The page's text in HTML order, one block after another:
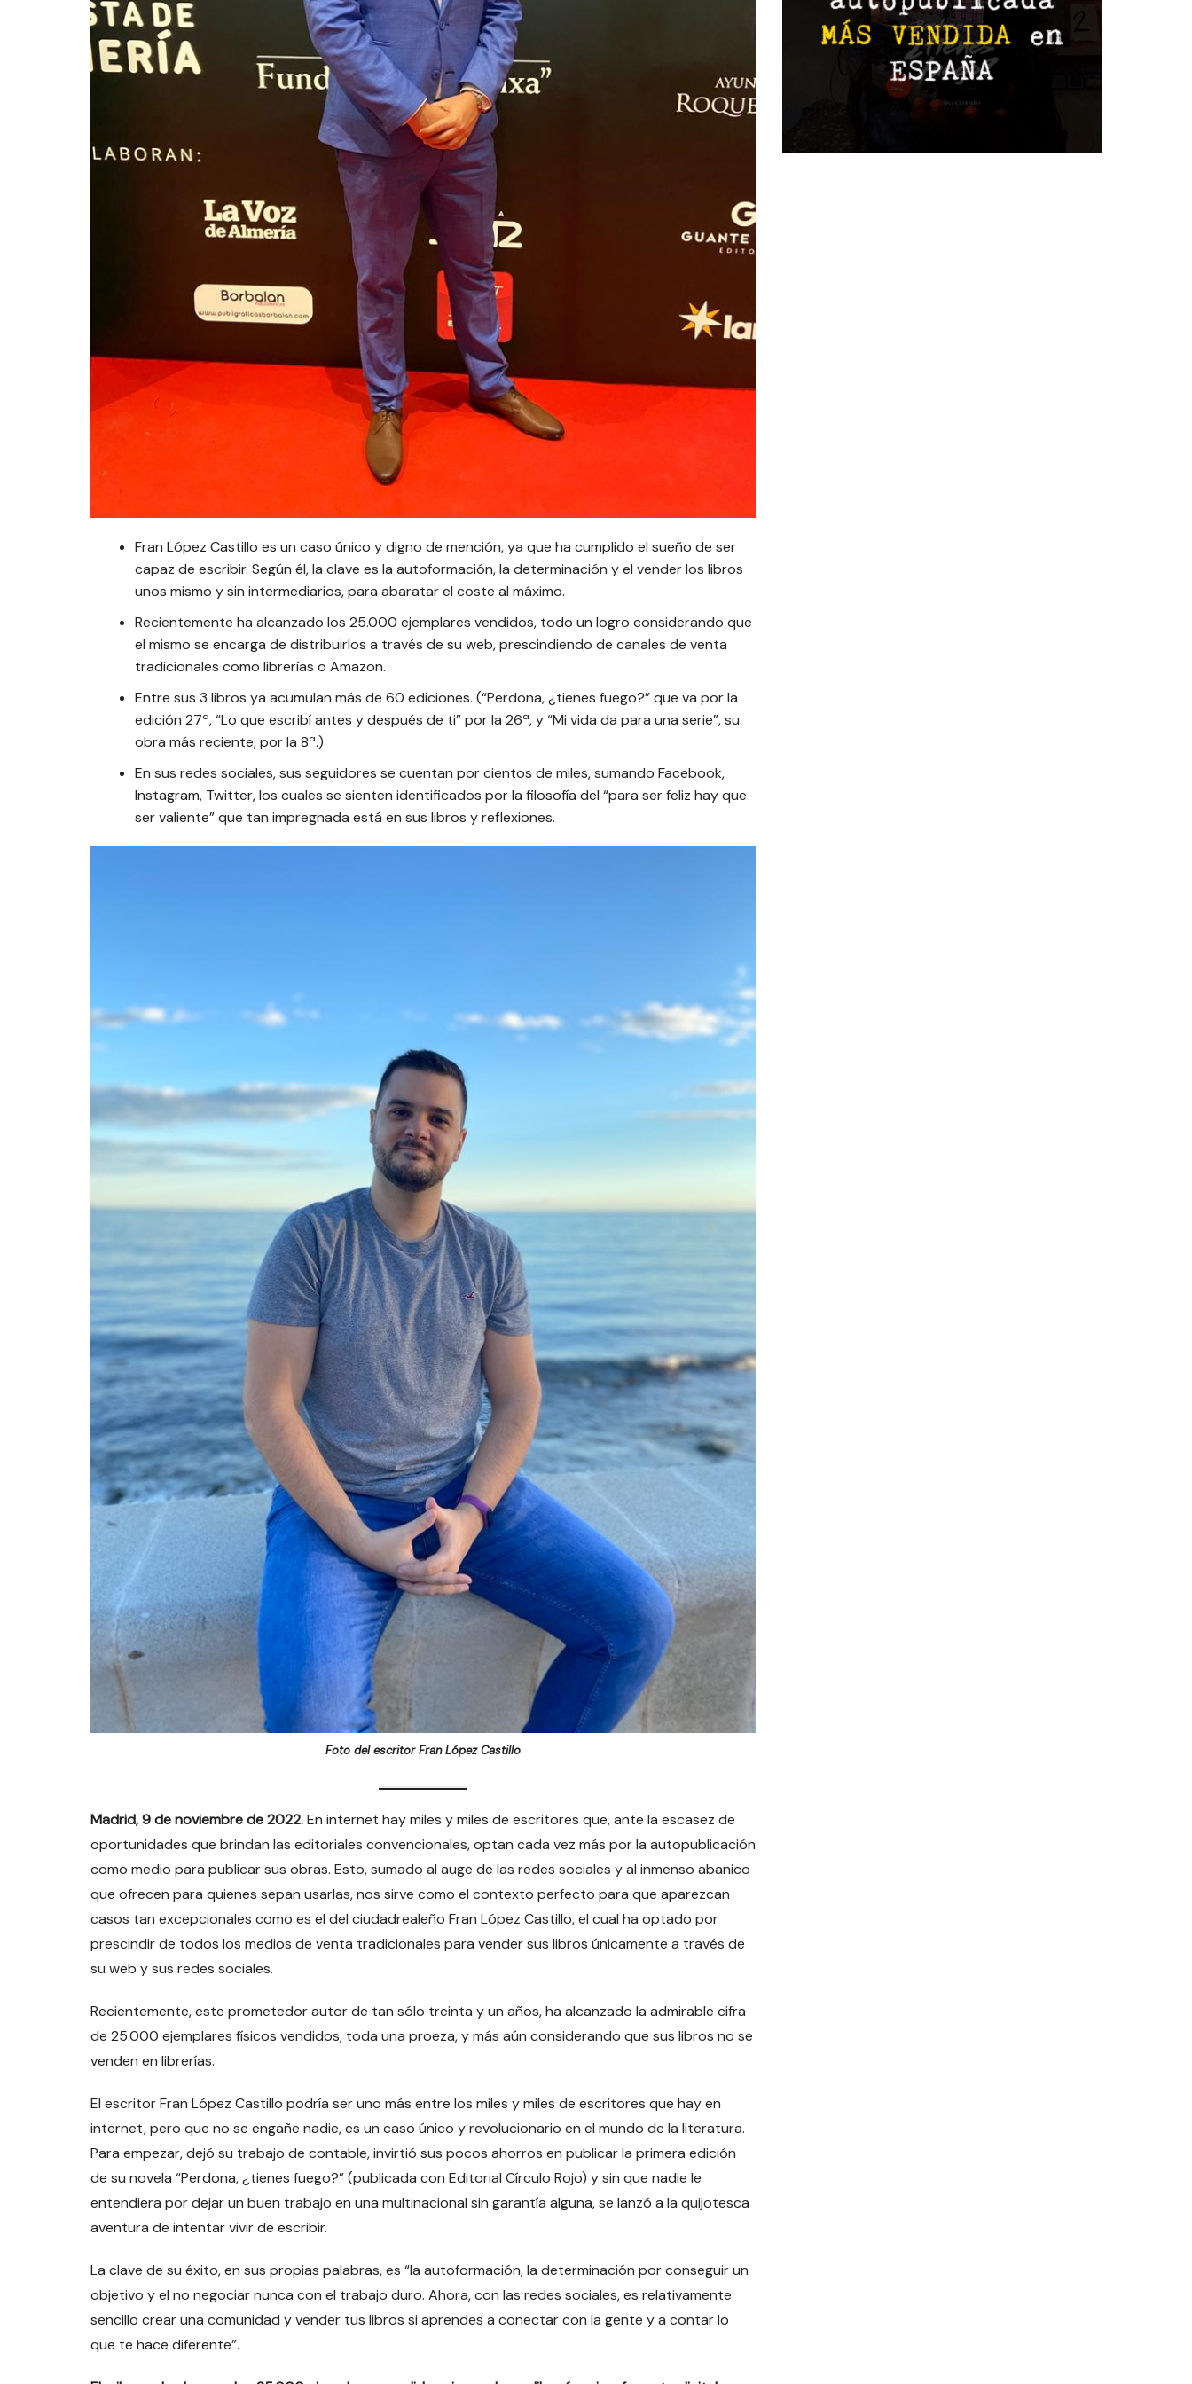
Fran López Castillo es un caso único y digno de mención, ya que ha cumplido el sueño de ser
capaz de escribir. Según él, la clave es la autoformación, la determinación y el vender los libros
unos mismo y sin intermediarios, para abaratar el coste al máximo.
Recientemente ha alcanzado los 25.000 ejemplares vendidos, todo un logro considerando que
el mismo se encarga de distribuirlos a través de su web, prescindiendo de canales de venta
tradicionales como librerías o Amazon.
Entre sus 3 libros ya acumulan más de 60 ediciones. (“Perdona, ¿tienes fuego?” que va por la
edición 27ª, “Lo que escribí antes y después de ti” por la 26ª, y “Mi vida da para una serie”, su
obra más reciente, por la 8ª.)
En sus redes sociales, sus seguidores se cuentan por cientos de miles, sumando Facebook,
Instagram, Twitter, los cuales se sienten identificados por la filosofía del “para ser feliz hay que
ser valiente” que tan impregnada está en sus libros y reflexiones.
Foto del escritor Fran López Castillo
Madrid, 9 de noviembre de 2022.En internet hay miles y miles de escritores que, ante la escasez de
oportunidades que brindan las editoriales convencionales, optan cada vez más por la autopublicación
como medio para publicar sus obras. Esto, sumado al auge de las redes sociales y al inmenso abanico
que ofrecen para quienes sepan usarlas, nos sirve como el contexto perfecto para que aparezcan
casos tan excepcionales como es el del ciudadrealeño Fran López Castillo, el cual ha optado por
prescindir de todos los medios de venta tradicionales para vender sus libros únicamente a través de
su web y sus redes sociales.
Recientemente, este prometedor autor de tan sólo treinta y un años, ha alcanzado la admirable cifra
de 25.000 ejemplares físicos vendidos, toda una proeza, y más aún considerando que sus libros no se
venden en librerías.
El escritor Fran López Castillo podría ser uno más entre los miles y miles de escritores que hay en
internet, pero que no se engañe nadie, es un caso único y revolucionario en el mundo de la literatura.
Para empezar, dejó su trabajo de contable, invirtió sus pocos ahorros en publicar la primera edición
de su novela “Perdona, ¿tienes fuego?” (publicada con Editorial Círculo Rojo) y sin que nadie le
entendiera por dejar un buen trabajo en una multinacional sin garantía alguna, se lanzó a la quijotesca
aventura de intentar vivir de escribir.
La clave de su éxito, en sus propias palabras, es “la autoformación, la determinación por conseguir un
objetivo y el no negociar nunca con el trabajo duro. Ahora, con las redes sociales, es relativamente
sencillo crear una comunidad y vender tus libros si aprendes a conectar con la gente y a contar lo
que te hace diferente”.